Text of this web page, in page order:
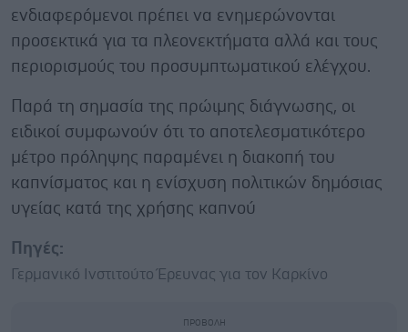
ενδιαφερόμενοι πρέπει να ενημερώνονται
προσεκτικά για τα πλεονεκτήματα αλλά και τους
περιορισμούς του προσυμπτωματικού ελέγχου.
Παρά τη σημασία της πρώιμης διάγνωσης, οι
ειδικοί συμφωνούν ότι το αποτελεσματικότερο
μέτρο πρόληψης παραμένει η διακοπή του
καπνίσματος και η ενίσχυση πολιτικών δημόσιας
υγείας κατά της χρήσης καπνού
Πηγές:
Γερμανικό Ινστιτούτο Έρευνας για τον Καρκίνο